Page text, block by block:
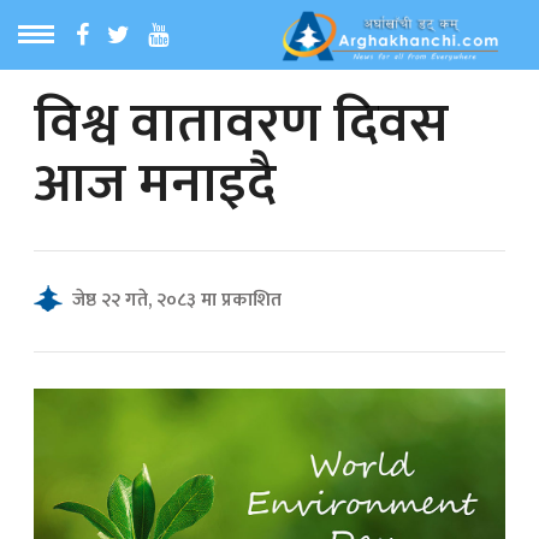
MENU
समाचार
समाचार
समाचार
विश्व वातावरण दिवस
आज मनाइदै
जेष्ठ २२ गते, २०८३ मा प्रकाशित